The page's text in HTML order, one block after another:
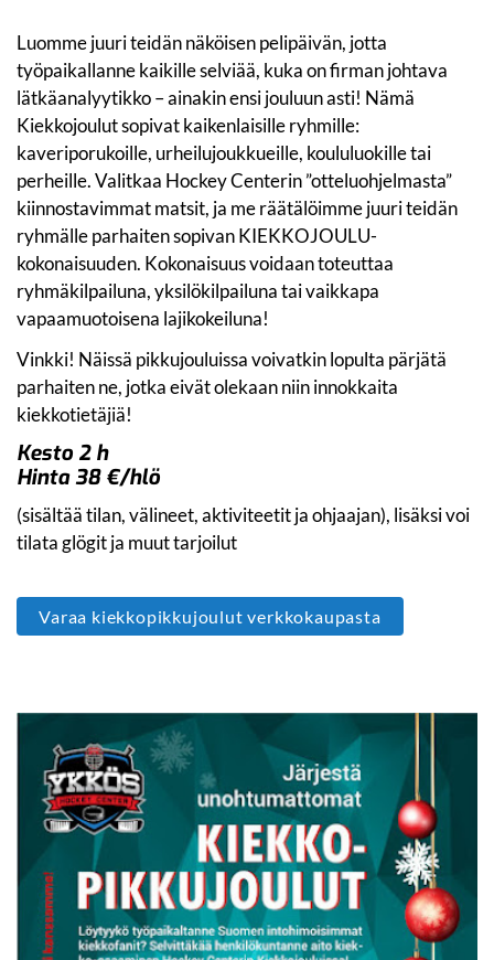
Luomme juuri teidän näköisen pelipäivän, jotta
työpaikallanne kaikille selviää, kuka on firman johtava
lätkäanalyytikko – ainakin ensi jouluun asti! Nämä
Kiekkojoulut sopivat kaikenlaisille ryhmille:
kaveriporukoille, urheilujoukkueille, koululuokille tai
perheille. Valitkaa Hockey Centerin ”otteluohjelmasta”
kiinnostavimmat matsit, ja me räätälöimme juuri teidän
ryhmälle parhaiten sopivan KIEKKOJOULU-
kokonaisuuden. Kokonaisuus voidaan toteuttaa
ryhmäkilpailuna, yksilökilpailuna tai vaikkapa
vapaamuotoisena lajikokeiluna!
Vinkki! Näissä pikkujouluissa voivatkin lopulta pärjätä
parhaiten ne, jotka eivät olekaan niin innokkaita
kiekkotietäjiä!
Kesto 2 h
Hinta 38 €/hlö
(sisältää tilan, välineet, aktiviteetit ja ohjaajan), lisäksi voi
tilata glögit ja muut tarjoilut​​​​​​​
Varaa kiekkopikkujoulut verkkokaupasta